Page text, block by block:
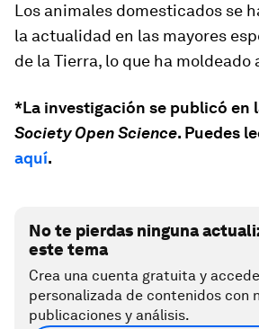
Los animales domesticados se
la actualidad en las mayores
de la Tierra, lo que ha
*La investigación se publicó en
Society Open Science. Puedes
aquí.
No te pierdas ninguna
este tema
Crea una cuenta gratuita y
personalizada de contenidos con
publicaciones y análisis.